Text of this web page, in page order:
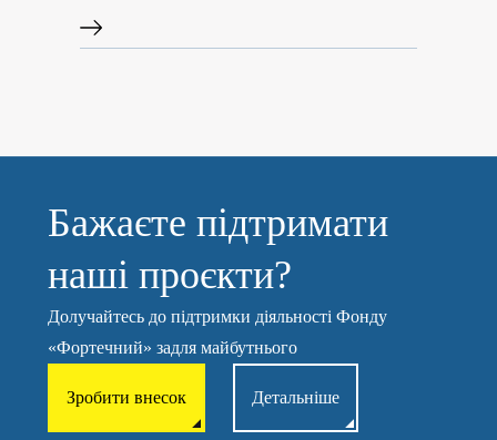
Бажаєте підтримати
наші проєкти?
Долучайтесь до підтримки діяльності Фонду
«Фортечний» задля майбутнього
Зробити внесок Детальніше